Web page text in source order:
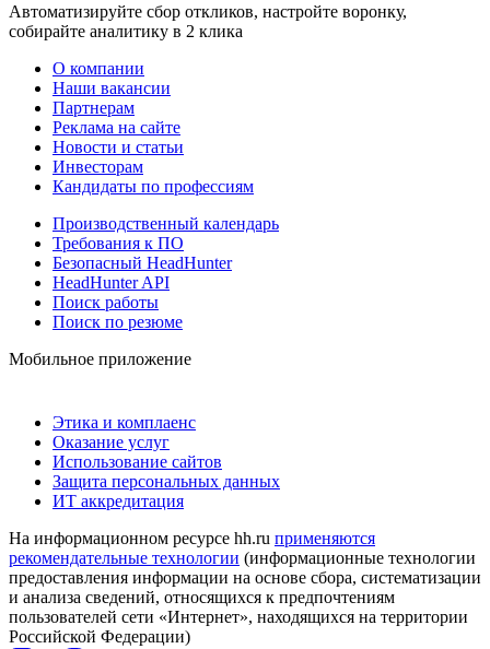
Автоматизируйте сбор откликов, настройте воронку,
собирайте аналитику в 2 клика
О компании
Наши вакансии
Партнерам
Реклама на сайте
Новости и статьи
Инвесторам
Кандидаты по профессиям
Производственный календарь
Требования к ПО
Безопасный HeadHunter
HeadHunter API
Поиск работы
Поиск по резюме
Мобильное приложение
Этика и комплаенс
Оказание услуг
Использование сайтов
Защита персональных данных
ИТ аккредитация
На информационном ресурсе hh.ru применяются
рекомендательные технологии (информационные технологии
предоставления информации на основе сбора, систематизации
и анализа сведений, относящихся к предпочтениям
пользователей сети «Интернет», находящихся на территории
Российской Федерации)